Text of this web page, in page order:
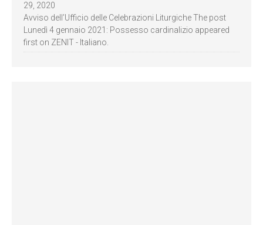
29, 2020
Avviso dell’Ufficio delle Celebrazioni Liturgiche The post
Lunedì 4 gennaio 2021: Possesso cardinalizio appeared
first on ZENIT - Italiano.